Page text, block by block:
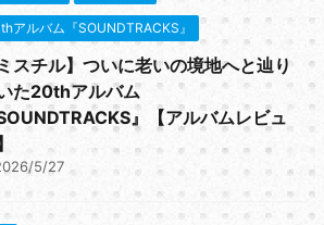
アルバム『SOUNDTRACKS』
スチル】ついに老いの境地へと辿り
た20thアルバム
SOUNDTRACKS』【アルバムレビュ
5/27